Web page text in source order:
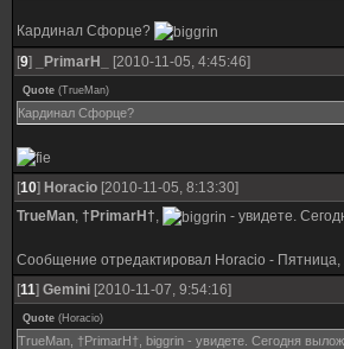
Кардинал Сфорце?
[9] _PrimarH_ [2010-11-05, 4:45:46]
Quote (TrueMan)
Кардинал Сфорце?
[10] Horacio [2010-11-05, 8:13:30]
TrueMan, †PrimarH†, - увидете.
Сообщение отредактировал Horacio - Пятница,
[11] Gemini [2010-11-07, 9:54:16]
Quote (Horacio)
TrueMan, †PrimarH†, biggrin - увидете. Сегодня